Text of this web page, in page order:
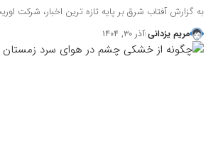
به گزارش آفتاب شرق بر پایه تازه ترین اخبار، شرکت
مریم یزدانی آذر ۳۰, ۱۴۰۴